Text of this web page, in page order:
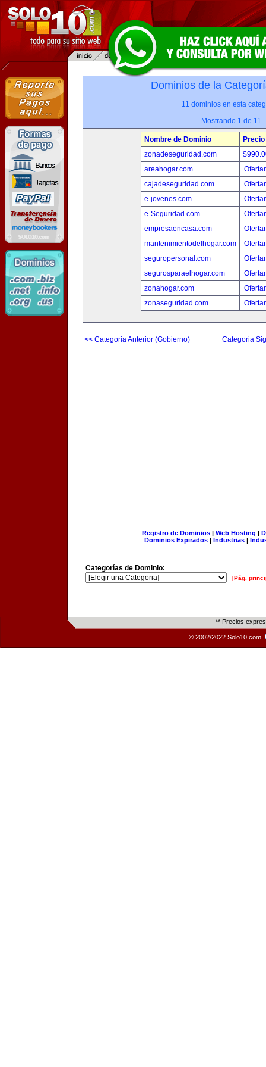
Dominios de la
11 dominios en esta
Mostrando 1 de 11
Nombre de Dominio
Precio
zonadeseguridad.com
areahogar.com
cajadeseguridad.com
e-jovenes.com
e-Seguridad.com
empresaencasa.com
mantenimientodelhogar.com
seguropersonal.com
segurosparaelhogar.com
zonahogar.com
zonaseguridad.com
<< Categoria Anterior (Gobierno) Categoria
Registro de Dominios| Web Hosting |
Dominios Expirados | Industrias |
Categorías de Dominio:
[Pág.
** Precios
© 2002/2022 Solo10.com